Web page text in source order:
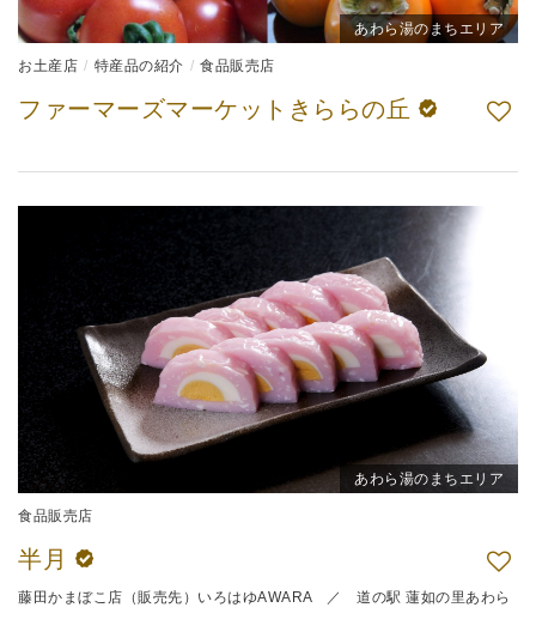
あわら湯のまちエリア
お土産店 特産品の紹介 食品販売店
ファーマーズマーケットきららの丘
あわら湯のまちエリア
食品販売店
半月
藤田かまぼこ店（販売先）いろはゆAWARA ／ 道の駅 蓮如の里あわら